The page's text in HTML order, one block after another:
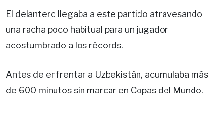
El delantero llegaba a este partido atravesando
una racha poco habitual para un jugador
acostumbrado a los récords.
Antes de enfrentar a Uzbekistán, acumulaba más
de 600 minutos sin marcar en Copas del Mundo.